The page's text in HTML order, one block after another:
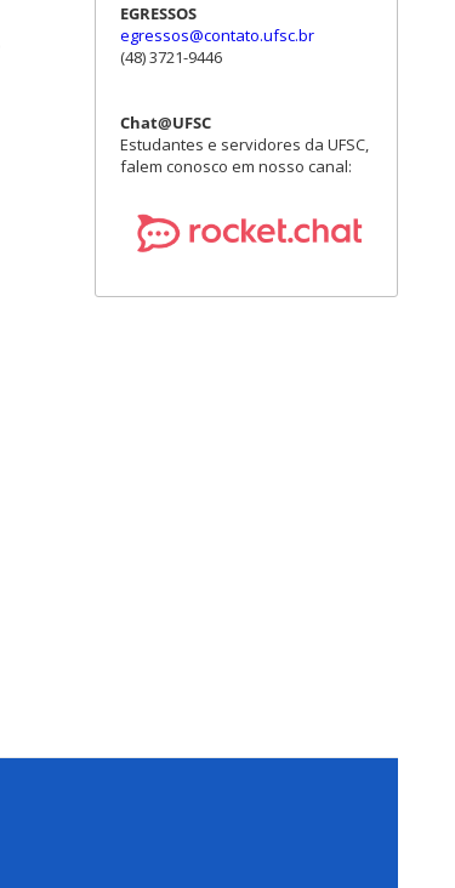
EGRESSOS
egressos@contato.ufsc.br
(48) 3721-9446
Chat@UFSC
Estudantes e servidores da UFSC,
falem conosco em nosso canal: